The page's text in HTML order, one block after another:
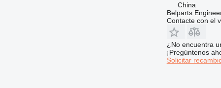
China
Belparts
Contacte con el
¿No encuentra
¡Pregúntenos
Solicitar